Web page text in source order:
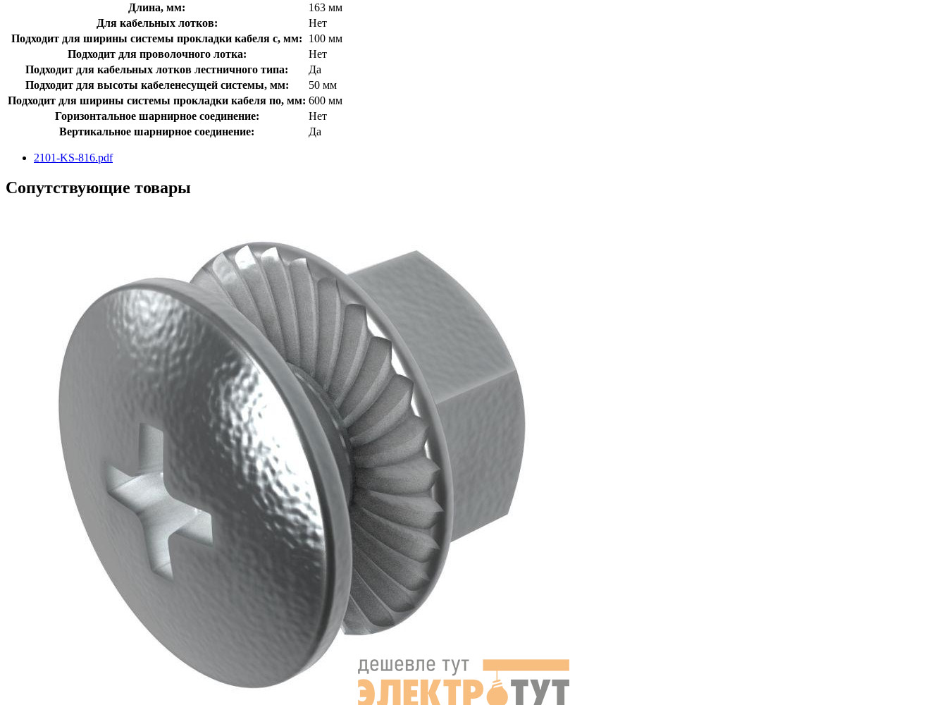
Длина, мм:
163 мм
Для кабельных лотков:
Нет
Подходит для ширины системы прокладки кабеля с, мм:
100 мм
Подходит для проволочного лотка:
Нет
Подходит для кабельных лотков лестничного типа:
Да
Подходит для высоты кабеленесущей системы, мм:
50 мм
Подходит для ширины системы прокладки кабеля по, мм: 600 мм
Горизонтальное шарнирное соединение:
Нет
Вертикальное шарнирное соединение:
Да
2101-KS-816.pdf
Сопутствующие товары